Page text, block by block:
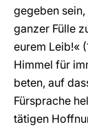
gegeben
ganzer Fülle
eurem Leib!«
Himmel für
beten, auf
Fürsprache
tätigen